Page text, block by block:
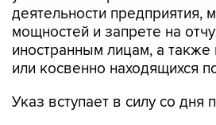
деятельности предприятия,
мощностей и запрете на
иностранным лицам, а
или косвенно находящихся
Указ вступает в силу со дня